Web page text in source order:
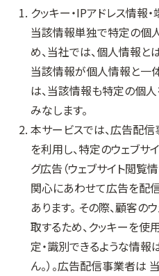
クッキー・IPアドレス情報
当該情報単独で特定の個
め、当社では、個人情報と
当該情報が個人情報と一
は、当該情報も特定の個
みなします。
本サービスでは、広告配
を利用し、特定のウェブサ
グ広告（ウェブサイト閲覧
関心にあわせて広告を配
あります。 その際、顧客
取するため、クッキーを使
定・識別できるような情報
ん。）。広告配信事業者は